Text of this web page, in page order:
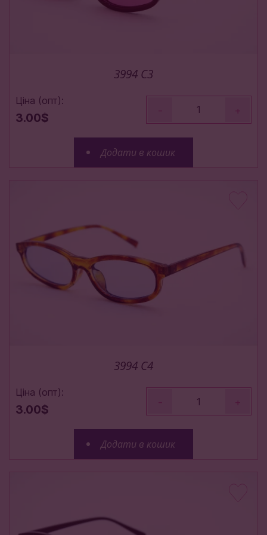
3994 C3
Ціна (опт):
3.00$
- +
Додати в кошик
3994 C4
Ціна (опт):
3.00$
- +
Додати в кошик